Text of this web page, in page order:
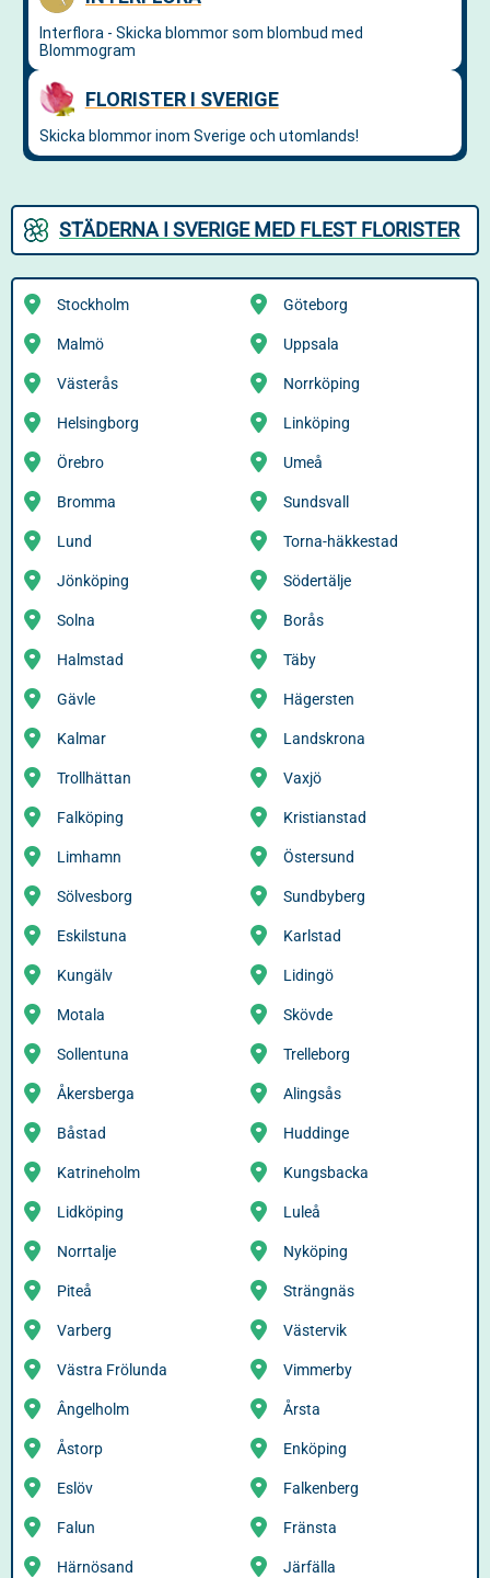
STÄDERNA I SVERIGE MED FLEST FLORISTER
Stockholm Göteborg
Malmö Uppsala
Västerås Norrköping
Helsingborg Linköping
Örebro Umeå
Bromma Sundsvall
Lund Torna-häkkestad
Jönköping Södertälje
Solna Borås
Halmstad Täby
Gävle Hägersten
Kalmar Landskrona
Trollhättan Vaxjö
Falköping Kristianstad
Limhamn Östersund
Sölvesborg Sundbyberg
Eskilstuna Karlstad
Kungälv Lidingö
Motala Skövde
Sollentuna Trelleborg
Åkersberga Alingsås
Båstad Huddinge
Katrineholm Kungsbacka
Lidköping Luleå
Norrtalje Nyköping
Piteå Strängnäs
Varberg Västervik
Västra Frölunda Vimmerby
Ângelholm Årsta
Åstorp Enköping
Eslöv Falkenberg
Falun Fränsta
Härnösand Järfälla